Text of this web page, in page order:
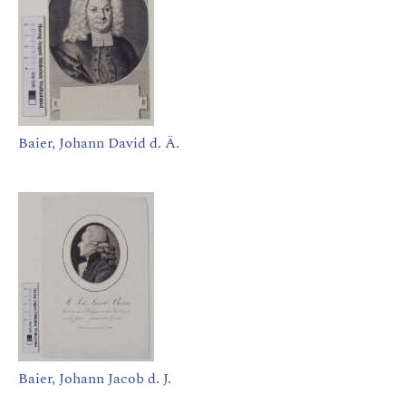
Baier, Johann David d. Ä.
Baier, Johann Jacob d. J.